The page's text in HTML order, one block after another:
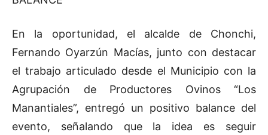
En la oportunidad, el alcalde de Chonchi,
Fernando Oyarzún Macías, junto con destacar
el trabajo articulado desde el Municipio con la
Agrupación de Productores Ovinos “Los
Manantiales”, entregó un positivo balance del
evento, señalando que la idea es seguir